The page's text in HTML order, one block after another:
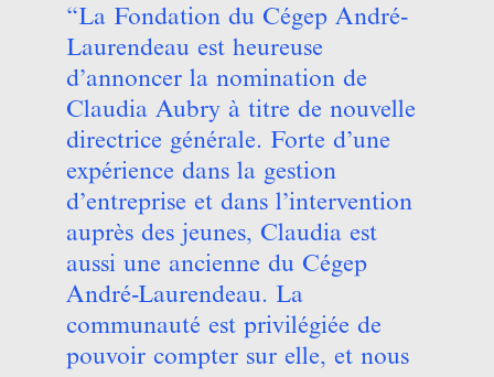
“La Fondation du Cégep André-
Laurendeau est heureuse
d’annoncer la nomination de
Claudia Aubry à titre de nouvelle
directrice générale. Forte d’une
expérience dans la gestion
d’entreprise et dans l’intervention
auprès des jeunes, Claudia est
aussi une ancienne du Cégep
André-Laurendeau. La
communauté est privilégiée de
pouvoir compter sur elle, et nous